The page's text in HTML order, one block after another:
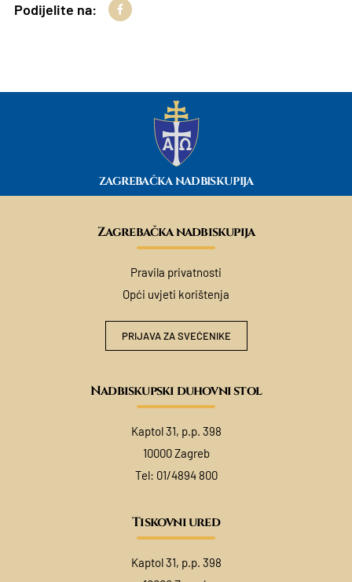
Podijelite na:
ZAGREBAČKA NADBISKUPIJA
Zagrebačka nadbiskupija
Pravila privatnosti
Opći uvjeti korištenja
PRIJAVA ZA SVEĆENIKE
Nadbiskupski duhovni stol
Kaptol 31, p.p. 398
10000 Zagreb
Tel: 01/4894 800
Tiskovni ured
Kaptol 31, p.p. 398